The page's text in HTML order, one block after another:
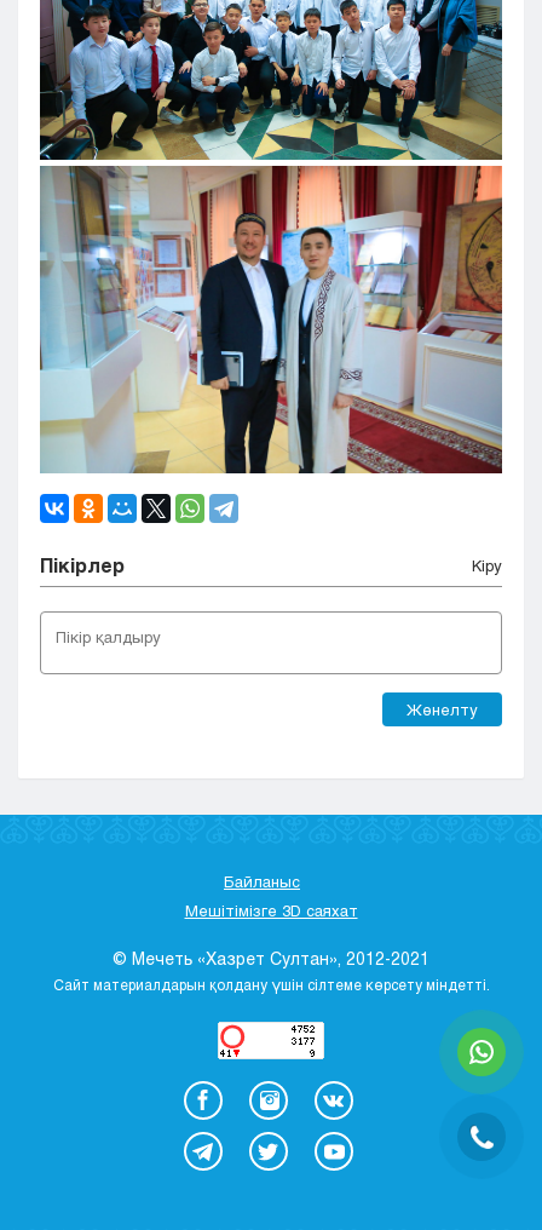
Пікірлер Кіру
Жөнелту
Байланыс
Мешітімізге 3D саяхат
© Мечеть «Хазрет Султан», 2012-2021
Сайт материалдарын қолдану үшін сілтеме көрсету міндетті.